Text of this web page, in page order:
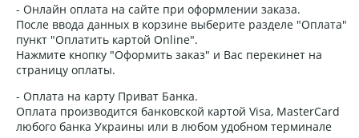
- Онлайн оплата на сайте при оформлении заказа.
После ввода данных в корзине выберите разделе "Оплата"
пункт "Оплатить картой Online".
Нажмите кнопку "Оформить заказ" и Вас перекинет на
страницу оплаты.
- Оплата на карту Приват Банка.
Оплата производится банковской картой Visa, MasterCard
любого банка Украины или в любом удобном терминале